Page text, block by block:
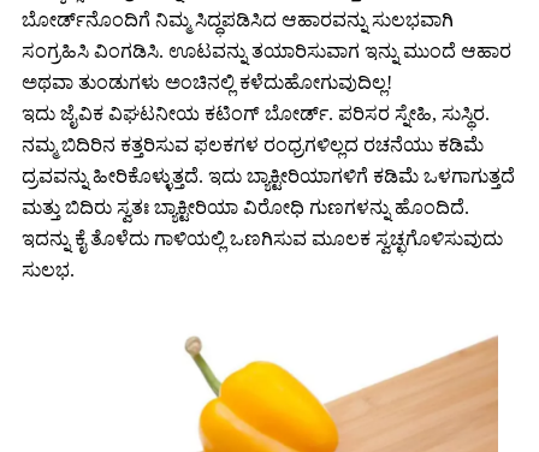
ಬೋರ್ಡ್‌ನೊಂದಿಗೆ ನಿಮ್ಮ ಸಿದ್ಧಪಡಿಸಿದ ಆಹಾರವನ್ನು ಸುಲಭವಾಗಿ
ಸಂಗ್ರಹಿಸಿ ವಿಂಗಡಿಸಿ. ಊಟವನ್ನು ತಯಾರಿಸುವಾಗ ಇನ್ನು ಮುಂದೆ ಆಹಾರ
ಅಥವಾ ತುಂಡುಗಳು ಅಂಚಿನಲ್ಲಿ ಕಳೆದುಹೋಗುವುದಿಲ್ಲ!
ಇದು ಜೈವಿಕ ವಿಘಟನೀಯ ಕಟಿಂಗ್ ಬೋರ್ಡ್. ಪರಿಸರ ಸ್ನೇಹಿ, ಸುಸ್ಥಿರ.
ನಮ್ಮ ಬಿದಿರಿನ ಕತ್ತರಿಸುವ ಫಲಕಗಳ ರಂಧ್ರಗಳಿಲ್ಲದ ರಚನೆಯು ಕಡಿಮೆ
ದ್ರವವನ್ನು ಹೀರಿಕೊಳ್ಳುತ್ತದೆ. ಇದು ಬ್ಯಾಕ್ಟೀರಿಯಾಗಳಿಗೆ ಕಡಿಮೆ ಒಳಗಾಗುತ್ತದೆ
ಮತ್ತು ಬಿದಿರು ಸ್ವತಃ ಬ್ಯಾಕ್ಟೀರಿಯಾ ವಿರೋಧಿ ಗುಣಗಳನ್ನು ಹೊಂದಿದೆ.
ಇದನ್ನು ಕೈ ತೊಳೆದು ಗಾಳಿಯಲ್ಲಿ ಒಣಗಿಸುವ ಮೂಲಕ ಸ್ವಚ್ಛಗೊಳಿಸುವುದು
ಸುಲಭ.